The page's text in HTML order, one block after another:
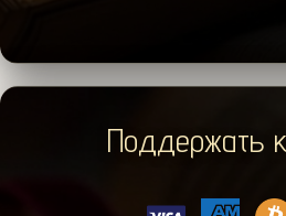
Поддержать